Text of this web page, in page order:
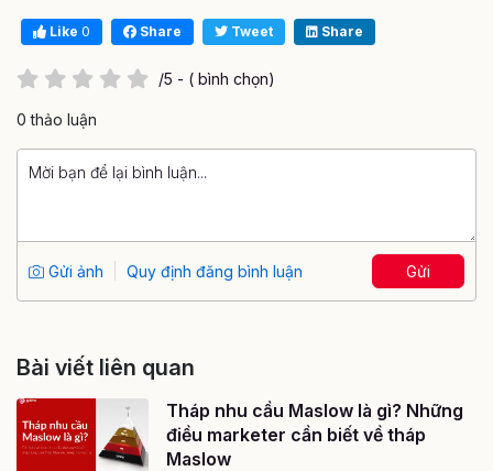
Like 0 Share Tweet Share
/5 - ( bình chọn)
0 thảo luận
Gửi ảnh Quy định đăng bình luận Gửi
Bài viết liên quan
Tháp nhu cầu Maslow là gì? Những
điều marketer cần biết về tháp
Maslow